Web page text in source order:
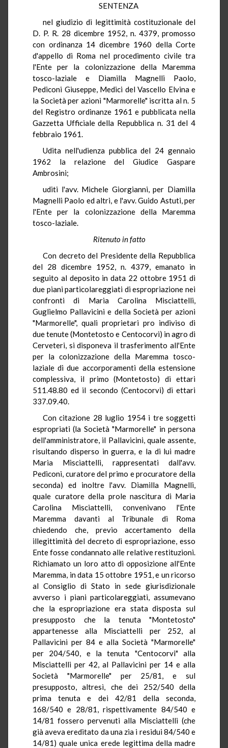
SENTENZA
nel giudizio di legittimità costituzionale del
D. P. R. 28 dicembre 1952, n. 4379, promosso
con ordinanza 14 dicembre 1960 della Corte
d'appello di Roma nel procedimento civile tra
l'Ente per la colonizzazione della Maremma
tosco-laziale e Diamilla Magnelli Paolo,
Pediconi Giuseppe, Medici del Vascello Elvina e
la Società per azioni "Marmorelle" iscritta al n. 5
del Registro ordinanze 1961 e pubblicata nella
Gazzetta Ufficiale della Repubblica n. 31 del 4
febbraio 1961.
Udita nell'udienza pubblica del 24 gennaio
1962 la relazione del Giudice Gaspare
Ambrosini;
uditi l'avv. Michele Giorgianni, per Diamilla
Magnelli Paolo ed altri, e l'avv. Guido Astuti, per
l'Ente per la colonizzazione della Maremma
tosco-laziale.
Ritenuto in fatto
Con decreto del Presidente della Repubblica
del 28 dicembre 1952, n. 4379, emanato in
seguito al deposito in data 22 ottobre 1951 di
due piani particolareggiati di espropriazione nei
confronti di Maria Carolina Misciattelli,
Guglielmo Pallavicini e della Società per azioni
"Marmorelle", quali proprietari pro indiviso di
due tenute (Montetosto e Centocorvi) in agro di
Cerveteri, si disponeva il trasferimento all'Ente
per la colonizzazione della Maremma tosco-
laziale di due accorporamenti della estensione
complessiva, il primo (Montetosto) di ettari
511.48.80 ed il secondo (Centocorvi) di ettari
337.09.40.
Con citazione 28 luglio 1954 i tre soggetti
espropriati (la Società "Marmorelle" in persona
dell'amministratore, il Pallavicini, quale assente,
risultando disperso in guerra, e la di lui madre
Maria Misciattelli, rappresentati dall'avv.
Pediconi, curatore del primo e procuratore della
seconda) ed inoltre l'avv. Diamilla Magnelli,
quale curatore della prole nascitura di Maria
Carolina Misciattelli, convenivano l'Ente
Maremma davanti al Tribunale di Roma
chiedendo che, previo accertamento della
illegittimità del decreto di espropriazione, esso
Ente fosse condannato alle relative restituzioni.
Richiamato un loro atto di opposizione all'Ente
Maremma, in data 15 ottobre 1951, e un ricorso
al Consiglio di Stato in sede giurisdizionale
avverso i piani particolareggiati, assumevano
che la espropriazione era stata disposta sul
presupposto che la tenuta "Montetosto"
appartenesse alla Misciattelli per 252, al
Pallavicini per 84 e alla Società "Marmorelle"
per 204/540, e la tenuta "Centocorvi" alla
Misciattelli per 42, al Pallavicini per 14 e alla
Società "Marmorelle" per 25/81, e sul
presupposto, altresì, che dei 252/540 della
prima tenuta e dei 42/81 della seconda,
168/540 e 28/81, rispettivamente 84/540 e
14/81 fossero pervenuti alla Misciattelli (che
già aveva ereditato da una zia i residui 84/540 e
14/81) quale unica erede legittima della madre